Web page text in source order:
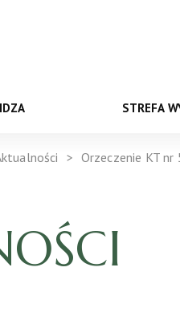
STREFA
Orzeczenie KT